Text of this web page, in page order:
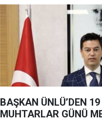
BAŞKAN ÜNLÜ’DEN
MUHTARLAR GÜNÜ